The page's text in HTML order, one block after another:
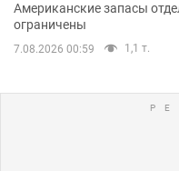
Американские запасы
ограничены
7.08.2026 00:59 1,1 т.